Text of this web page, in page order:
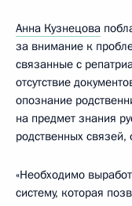
Анна Кузнецова
за внимание к
связанные с
отсутствие
опознание
на предмет знания
родственных
«Необходимо
систему, которая